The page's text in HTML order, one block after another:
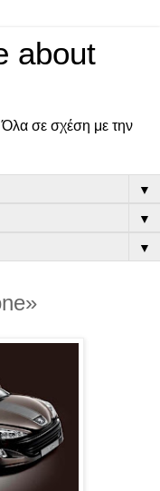
about
σε σχέση με την
▼
▼
▼